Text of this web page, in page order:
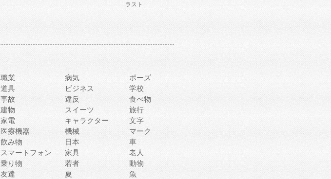
ラスト
職業 病気
ポーズ
道具 ビジネス
学校
事故 違反
食べ物
建物 スイーツ
旅行
家電 キャラクター
文字
医療機器 機械
マーク
飲み物 日本
車
スマートフォン 家具
老人
乗り物 若者
動物
友達 夏
魚